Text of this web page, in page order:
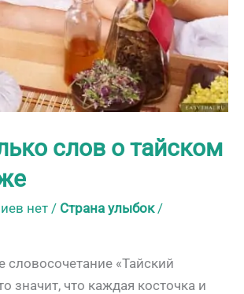
слов о тайском
нет / Страна улыбок/
словосочетание «Тайский
значит, что каждая косточка и